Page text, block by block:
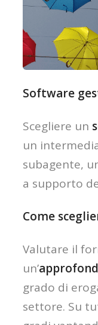
Software
Scegliere un
un
subagente,
a supporto
Come
Valutare il
un’
grado di
settore. Su